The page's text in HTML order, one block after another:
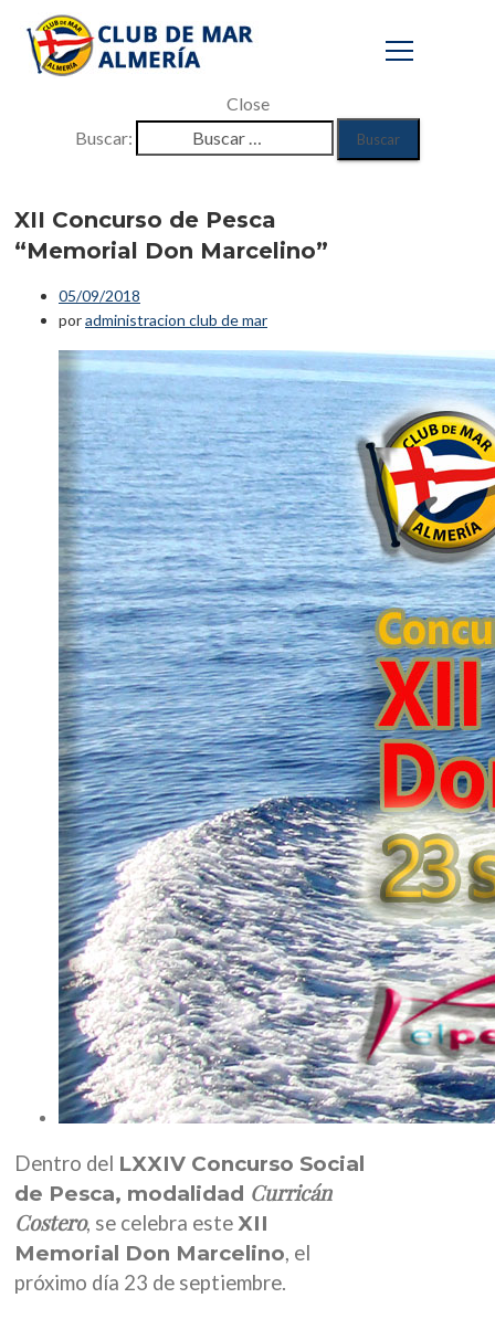
Close
Buscar:
Pesca “Memorial
Don Marcelino”
Inicio
Eventos
/
Deportes Náuticos
/
XII Concurso de Pesca “Memorial Don
Marcelino”
XII Concurso de Pesca
“Memorial Don Marcelino”
05/09/2018
poradministracion club de mar
Dentro del LXXIV Concurso Social
de Pesca, modalidad Curricán
Costero, se celebra esteXII
Memorial Don Marcelino, el
próximo día 23 de septiembre.